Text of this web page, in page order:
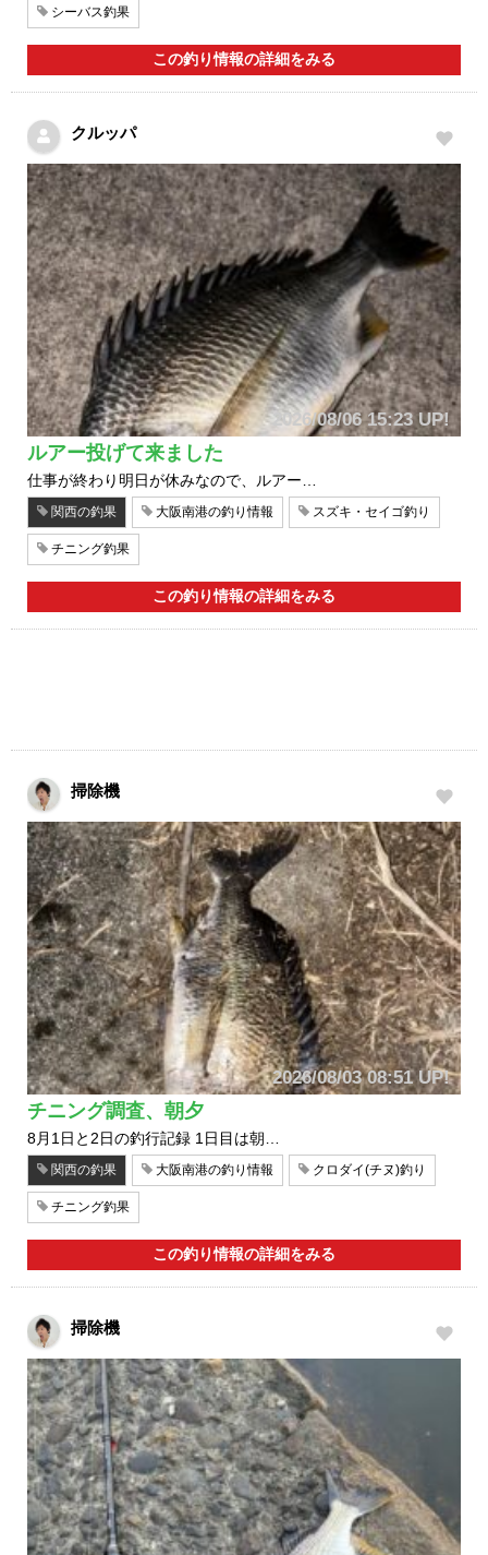
シーバス釣果
この釣り情報の詳細をみる
クルッパ
2026/08/06 15:23 UP!
ルアー投げて来ました
仕事が終わり明日が休みなので、ルアー…
関西の釣果 大阪南港の釣り情報 スズキ・セイゴ釣り
チニング釣果
この釣り情報の詳細をみる
掃除機
2026/08/03 08:51 UP!
チニング調査、朝夕
8月1日と2日の釣行記録 1日目は朝…
関西の釣果 大阪南港の釣り情報 クロダイ(チヌ)釣り
チニング釣果
この釣り情報の詳細をみる
掃除機